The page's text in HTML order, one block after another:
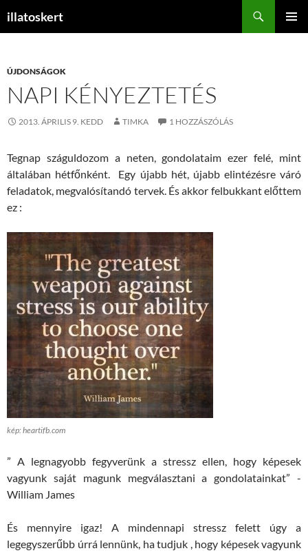
illatoskert
ÚJDONSÁGOK
NAPI KÉNYEZTETÉS
2013. ÁPRILIS 9. KEDD TIMKA 1 HOZZÁSZÓLÁS
Tegnap száguldozom a neten, gondolataim ezer felé, mint
általában hétfőnként. Egy újabb hét, újabb elintézésre váró
feladatok, megvalósítandó tervek. És akkor felbukkant előttem
ez :
kép: heartifb.com
” A legnagyobb fegyverünk a stressz ellen, hogy képesek
vagyunk saját magunk megválasztani a gondolatainkat” -
William James
És mennyire igaz! A mindennapi stressz felett úgy a
legegyszerűbb úrrá lennünk, ha tudjuk , hogy képesek vagyunk